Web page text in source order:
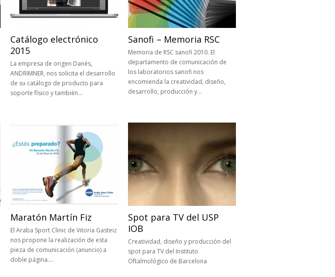
Catálogo electrónico
2015
La empresa de origen Danés,
ANDRIMNER, nos solicita el desarrollo
de su catálogo de producto para
soporte físico y también…
Sanofi – Memoria RSC
Memoria de RSC sanofi 2010. El
departamento de comunicación de
los laboratorios sanofi nos
encomienda la creatividad, diseño,
desarrollo, producción y…
Maratón Martín Fiz
El Araba Sport Clinic de Vitoria Gasteiz
nos propone la realización de esta
pieza de comunicación (anuncio) a
doble página….
Spot para TV del USP
IOB
Creatividad, diseño y producción del
spot para TV del Instituto
Oftalmológico de Barcelona